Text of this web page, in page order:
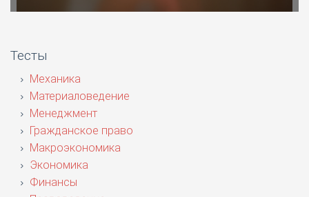
Тесты
Механика
Материаловедение
Менеджмент
Гражданское право
Макроэкономика
Экономика
Финансы